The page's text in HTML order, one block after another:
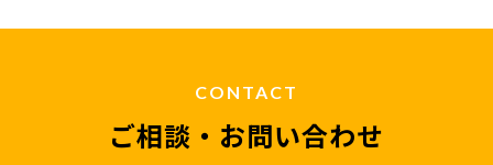
CONTACT
ご相談・お問い合わせ